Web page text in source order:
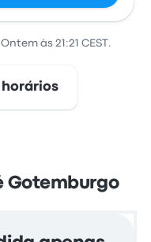
às 21:21 CEST.
horários
Gotemburgo